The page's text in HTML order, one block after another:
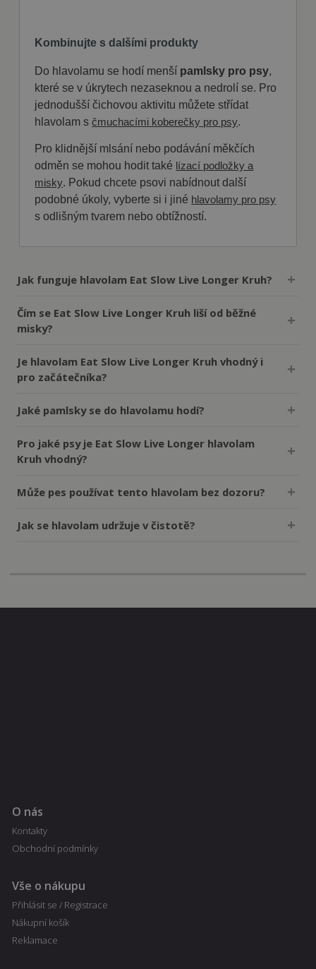
Kombinujte s dalšími produkty
Do hlavolamu se hodí menší pamlsky pro psy,
které se v úkrytech nezaseknou a nedrolí se. Pro
jednodušší čichovou aktivitu můžete střídat
hlavolam sčmuchacími koberečky pro psy.
Pro klidnější mlsání nebo podávání měkčích
odměn se mohou hodit také lízací podložky a
misky. Pokud chcete psovi nabídnout další
podobné úkoly, vyberte si i jiné hlavolamy pro psy
s odlišným tvarem nebo obtížností.
Jak funguje hlavolam Eat Slow Live Longer Kruh?
Čím se Eat Slow Live Longer Kruh liší od běžné
misky?
Je hlavolam Eat Slow Live Longer Kruh vhodný i
pro začátečníka?
Jaké pamlsky se do hlavolamu hodí?
Pro jaké psy je Eat Slow Live Longer hlavolam
Kruh vhodný?
Může pes používat tento hlavolam bez dozoru?
Jak se hlavolam udržuje v čistotě?
O nás
Kontakty
Obchodní podmínky
Vše o nákupu
Přihlásit se / Registrace
Nákupní košík
Reklamace